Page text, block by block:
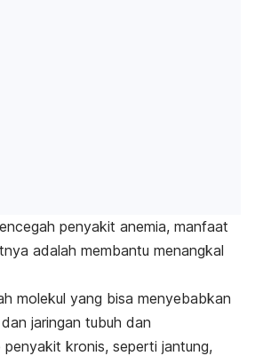
penyakit anemia, manfaat
adalah membantu menangkal
molekul yang bisa menyebabkan
jaringan tubuh dan
kronis, seperti jantung,